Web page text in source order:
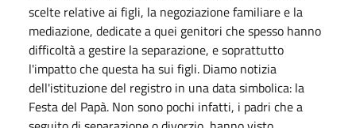
scelte relative ai figli, la negoziazione familiare e la
mediazione, dedicate a quei genitori che spesso hanno
difficoltà a gestire la separazione, e soprattutto
l'impatto che questa ha sui figli. Diamo notizia
dell'istituzione del registro in una data simbolica: la
Festa del Papà. Non sono pochi infatti, i padri che a